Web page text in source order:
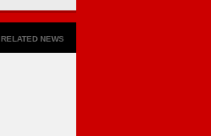
RELATED NEWS